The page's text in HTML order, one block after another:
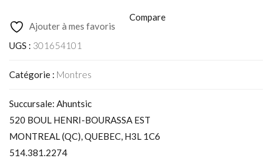
Ajouter à mes favoris
Compare
UGS : 301654101
Catégorie : Montres
Succursale: Ahuntsic
520 BOUL HENRI-BOURASSA EST
MONTREAL (QC), QUEBEC, H3L 1C6
514.381.2274